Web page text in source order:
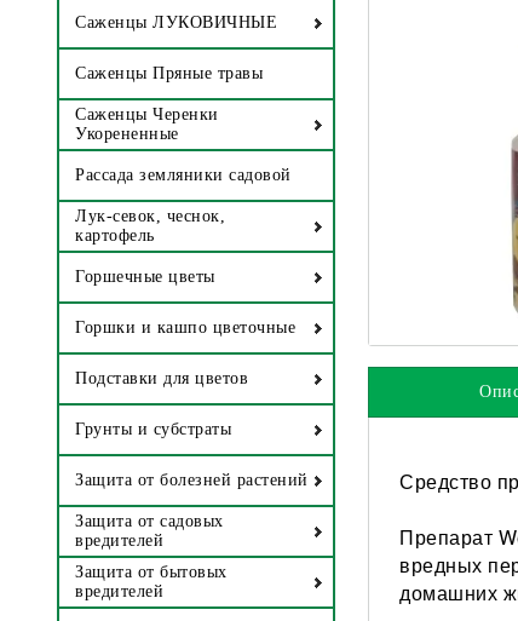
Саженцы ЛУКОВИЧНЫЕ
Саженцы Пряные травы
Саженцы Черенки
Укорененные
Рассада земляники садовой
Лук-севок, чеснок,
картофель
Горшечные цветы
Горшки и кашпо цветочные
Подставки для цветов
Грунты и субстраты
Защита от болезней растений
Защита от садовых
вредителей
Защита от бытовых
вредителей
Средство
Препарат
вредных
домашних